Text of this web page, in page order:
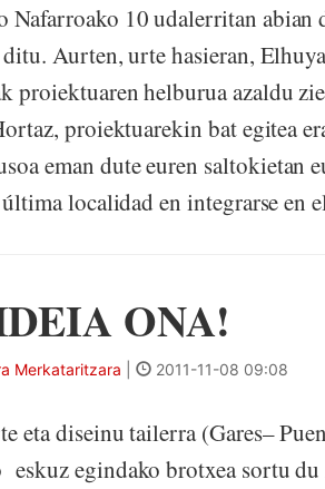
Nafarroako 10 udalerritan
Aurten, urte hasieran,
proiektuaren helburua azaldu
proiektuarekin bat egitea
eman dute euren saltokietan
localidad en integrarse en
ONA!
Merkataritzara 2011-11-08 09:08
eta diseinu tailerra (Gares–
eskuz egindako brotxea sortu